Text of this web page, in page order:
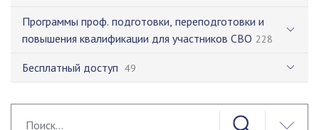
Программы проф. подготовки, переподготовки и
повышения квалификации для участников СВО 228
Бесплатный доступ 49